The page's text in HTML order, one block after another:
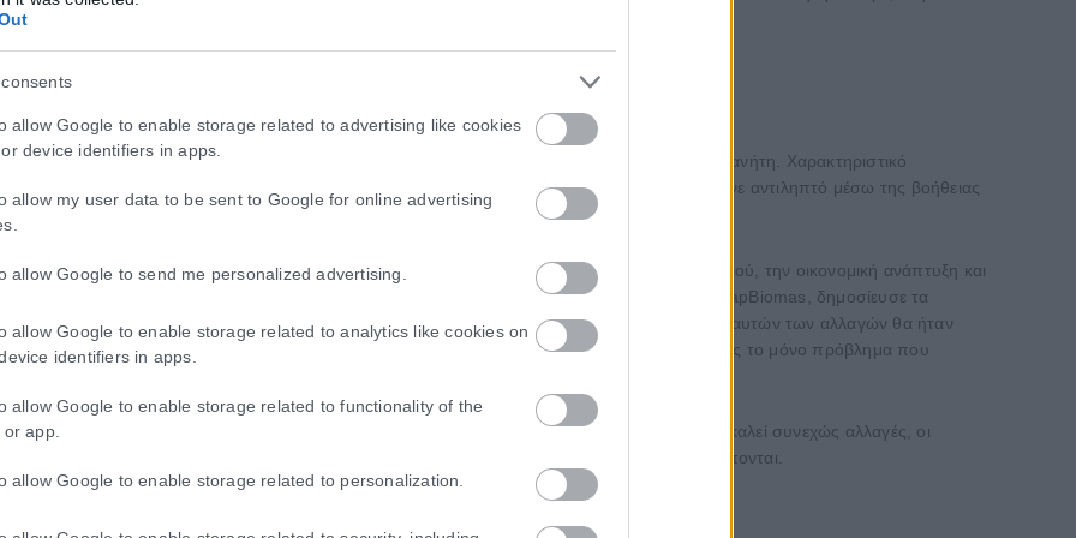
allow Google to enable storage related to advertising like cookies
device identifiers in apps.
allow my user data to be sent to Google for online advertising
allow Google to send me personalized advertising.
allow Google to enable storage related to analytics like cookies on
identifiers in apps.
allow Google to enable storage related to functionality of the
app.
allow Google to enable storage related to personalization.
πρόβλημα, έχει συντελέσει στην μείωση του νερού σε διάφορες περιοχές του πλανήτη. Χαρακτηριστικό
το 15% των επιφανειακών υδάτων της, μόλις τα 30 τελευταία χρόνια. Το ποσοστό αυτό έγινε αντιληπτό μέσω της βοήθειας
το στολίδι της Βραζιλίας, αντιμετωπίζουν αυξανόμενη πίεση από την αύξηση του πληθυσμού, την οικονομική ανάπτυξη και
όμως δεν γνώριζε τις πραγματικές διαστάσεις του προβλήματος μέχρι που το έργο ύδατος MapBiomas, δημοσίευσε τα
τραβήχτηκαν από δορυφόρους της NASA. Χωρίς την τεχνητή νοημοσύνη, η καταμέτρηση αυτών των αλλαγών θα ήταν
για να κατανοηθεί η σοβαρότητα της κατάστασης, εφόσον δεν είναι μόνο η μείωση του ύδατος το μόνο πρόβλημα που
που κατοικούσαν στην περιοχή.
και να τον προστατεύουμε. Ο άνθρωπος είναι το μοναδικό είδος πάνω στη Γη που προκαλεί συνεχώς αλλαγές, οι
οφείλει να αλλάξει. Μόνο έτσι μπορούμε να εξασφαλίσουμε ένα μέλλον για τις γενιές που έπονται.